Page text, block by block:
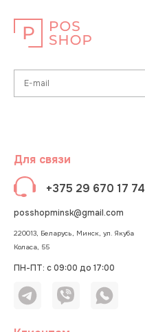
Для связи
+375 29 670 17 74
posshopminsk@gmail.com
220013, Беларусь, Минск, ул. Якуба
Коласа, 55
ПН-ПТ: с 09:00 до 17:00